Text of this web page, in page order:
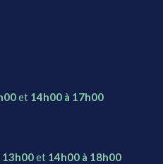
et 14h00 à 17h00
13h00et 14h00 à 18h00